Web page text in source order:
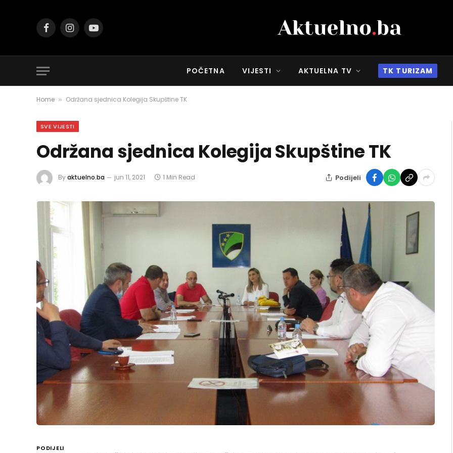
FacebookInstagramYouTube
POČETNA VIJESTI AKTUELNA TV TK TURIZAM
Home » Održana sjednica Kolegija Skupštine TK
SVE VIJESTI
Održana sjednica Kolegija Skupštine TK
Byaktuelno.ba jun 11, 2021 1 Min Read Podijeli
PODIJELI